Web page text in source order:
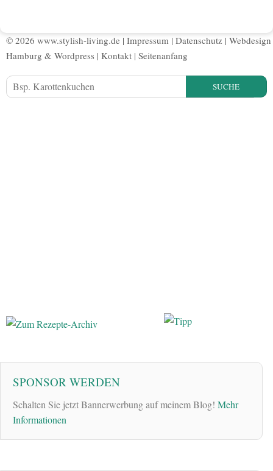
© 2026 www.stylish-living.de | Impressum | Datenschutz | Webdesign
Hamburg & Wordpress | Kontakt | Seitenanfang
SUCHE
SPONSOR WERDEN
Schalten Sie jetzt Bannerwerbung auf meinem Blog! Mehr
Informationen